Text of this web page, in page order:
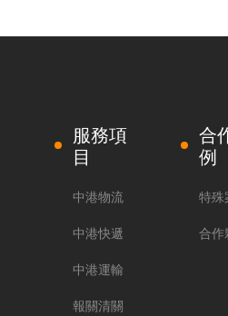
服務項
目
中港物流
中港快遞
中港運輸
報關清關
合
例
特殊
合作